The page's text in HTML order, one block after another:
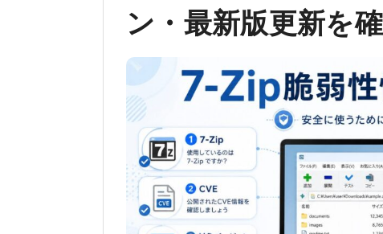
ン・最新版更新を